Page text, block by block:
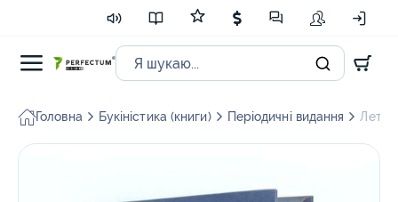
Головна Букіністика (книги) Періодичні видання